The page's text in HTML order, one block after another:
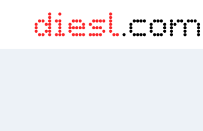
contenido